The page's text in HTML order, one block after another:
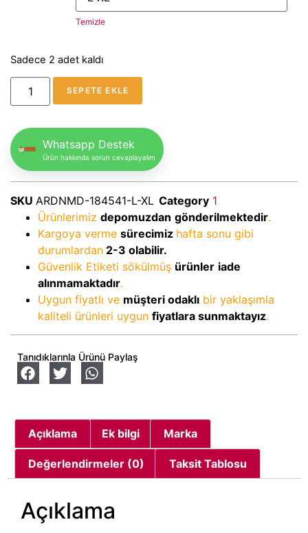
Temizle
Sadece 2 adet kaldı
SEPETE EKLE
Whatsapp Destek
Ürün hakkında sorun cevaplayalım
SKU ARDNMD-184541-L-XL Category 1
Ürünlerimiz depomuzdan gönderilmektedir.
Kargoya verme sürecimiz hafta sonu gibi
durumlardan 2-3 olabilir.
Güvenlik Etiketi sökülmüş ürünler iade
alınmamaktadır.
Uygun fiyatlı ve müşteri odaklı bir yaklaşımla
kaliteli ürünleri uygun fiyatlara sunmaktayız.
Tanıdıklarınla Ürünü Paylaş
Açıklama Ek bilgi Marka
Değerlendirmeler (0) Taksit Tablosu
Açıklama